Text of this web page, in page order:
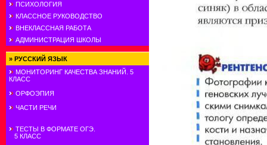
ПСИХОЛОГИЯ
КЛАССНОЕ РУКОВОДСТВО
ВНЕКЛАССНАЯ РАБОТА
АДМИНИСТРАЦИЯ ШКОЛЫ
» РУССКИЙ ЯЗЫК
МОНИТОРИНГ КАЧЕСТВА ЗНАНИЙ. 5
КЛАСС
ОРФОЭПИЯ
ЧАСТИ РЕЧИ
ТЕСТЫ В ФОРМАТЕ ОГЭ.
5 КЛАСС